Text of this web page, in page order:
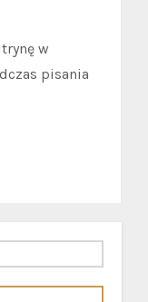
w
pisania